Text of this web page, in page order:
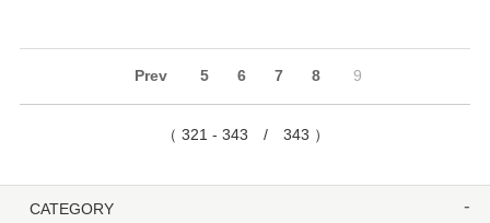
Prev 5 6 7 8 9
（ 321 - 343 / 343 ）
CATEGORY